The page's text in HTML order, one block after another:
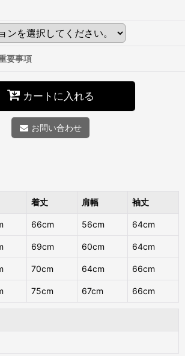
要事項
カートに入れる
お問い合わせ
着丈 肩幅 袖丈
66cm 56cm 64cm
69cm 60cm 64cm
70cm 64cm 66cm
75cm 67cm 66cm